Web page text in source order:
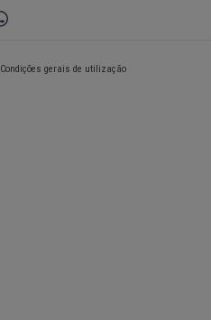
Condições gerais de utilização